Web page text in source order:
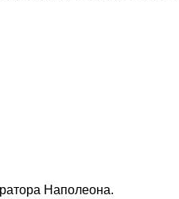
Наполеона.